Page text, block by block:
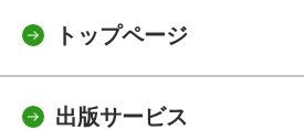
トップページ
出版サービス